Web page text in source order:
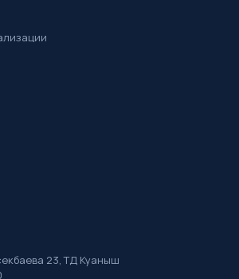
23, ТД Куаныш